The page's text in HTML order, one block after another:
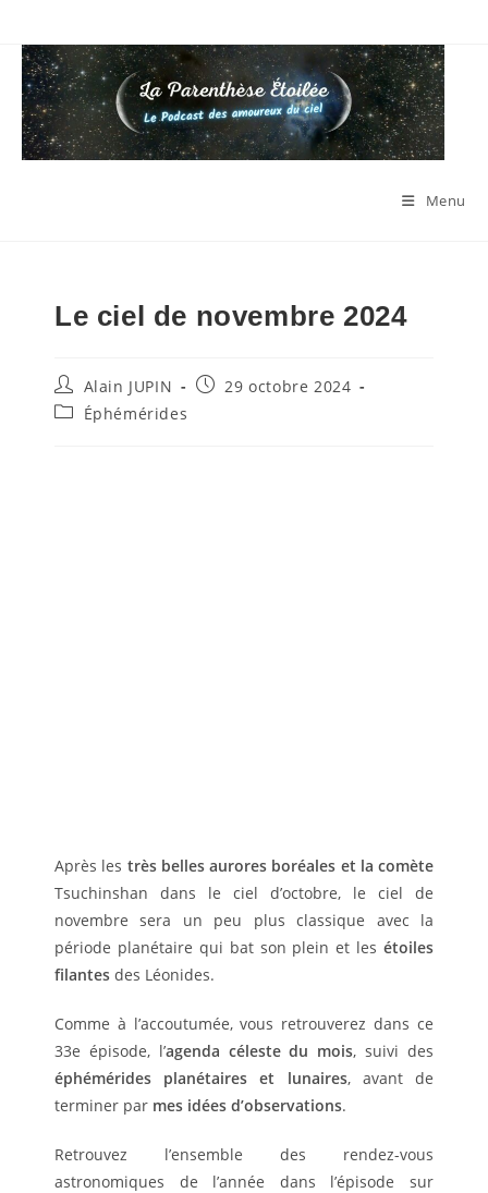
content
Menu
Le ciel de novembre 2024
Auteur/autrice
de
la
Alain JUPIN
Publication
29 octobre 2024
PostÉphémérides
Après les très belles aurores boréales et la comète
Tsuchinshan dans le ciel d’octobre, le ciel de
novembre sera un peu plus classique avec la
période planétaire qui bat son plein et les étoiles
filantes des Léonides.
Comme à l’accoutumée, vous retrouverez dans ce
33e épisode, l’agenda céleste du mois, suivi des
éphémérides planétaires et lunaires, avant de
terminer par mes idées d’observations.
Retrouvez l’ensemble des rendez-vous
astronomiques de l’année dans l’épisode sur